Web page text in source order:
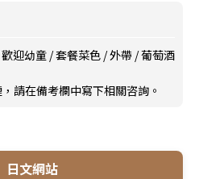
歡迎幼童 /套餐菜色 /外帶 /葡萄酒
請在備考欄中寫下相關咨詢。
日文網站